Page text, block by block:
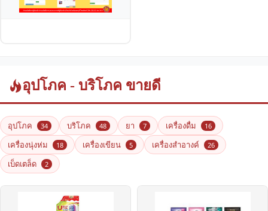
อุปโภค - บริโภค ขายดี
อุปโภค 34 บริโภค 48 ยา 7 เครื่องดื่ม 16
เครื่องนุ่งห่ม 18 เครื่องเขียน 5 เครื่องสำอางค์ 26
เบ็ดเตล็ด 2